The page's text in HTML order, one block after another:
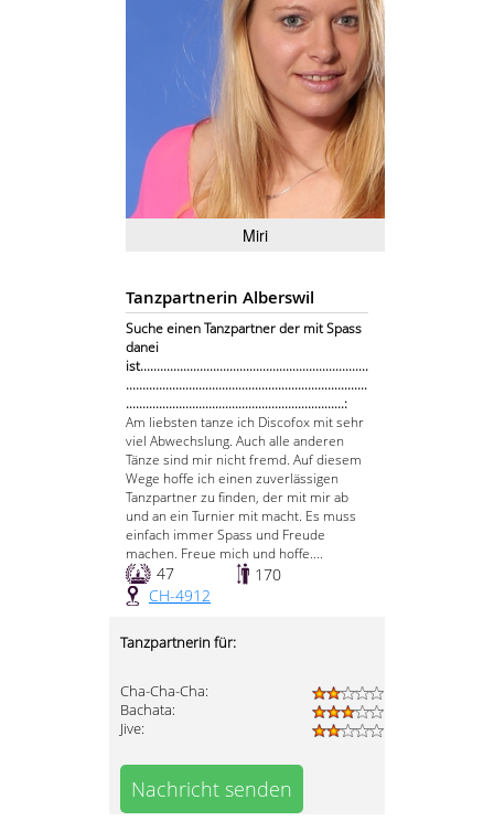
Miri
Tanzpartnerin Alberswil
Suche einen Tanzpartner der mit Spass
danei
ist.....................................................................
.........................................................................
..................................................................:
Am liebsten tanze ich Discofox mit sehr
viel Abwechslung. Auch alle anderen
Tänze sind mir nicht fremd. Auf diesem
Wege hoffe ich einen zuverlässigen
Tanzpartner zu finden, der mit mir ab
und an ein Turnier mit macht. Es muss
einfach immer Spass und Freude
machen. Freue mich und hoffe....
47
170
CH-4912
Tanzpartnerin für:
Cha-Cha-Cha:
Bachata:
Jive:
Nachricht senden